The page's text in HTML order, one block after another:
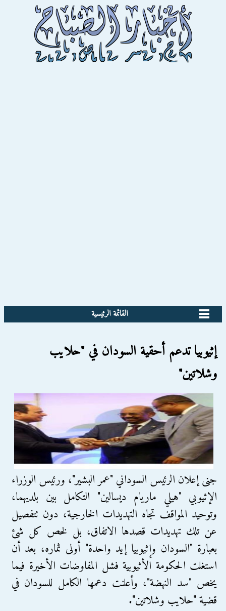
القائمة الرئيسية
إثيوبيا تدعم أحقية السودان في "حلايب
وشلاتين"
جنى إعلان الرئيس السوداني "عمر البشير"، ورئيس الوزراء
الإثيوبي "هيلي ماريام ديسالين" التكامل بين بلديهما،
وتوحيد المواقف تجاه التهديدات الخارجية، دون تتفصيل
عن تلك تهديدات قصدها الاتفاق، بل لخص كل شئ
بعبارة "السودان وإثيوبيا إيد واحدة" أولى ثماره، بعد أن
استغلت الحكومة الأثيوبية فشل المفاوضات الأخيرة فيما
يخص "سد النهضة"، وأعلنت دعمها الكامل للسودان في
قضية "حلايب وشلاتين".